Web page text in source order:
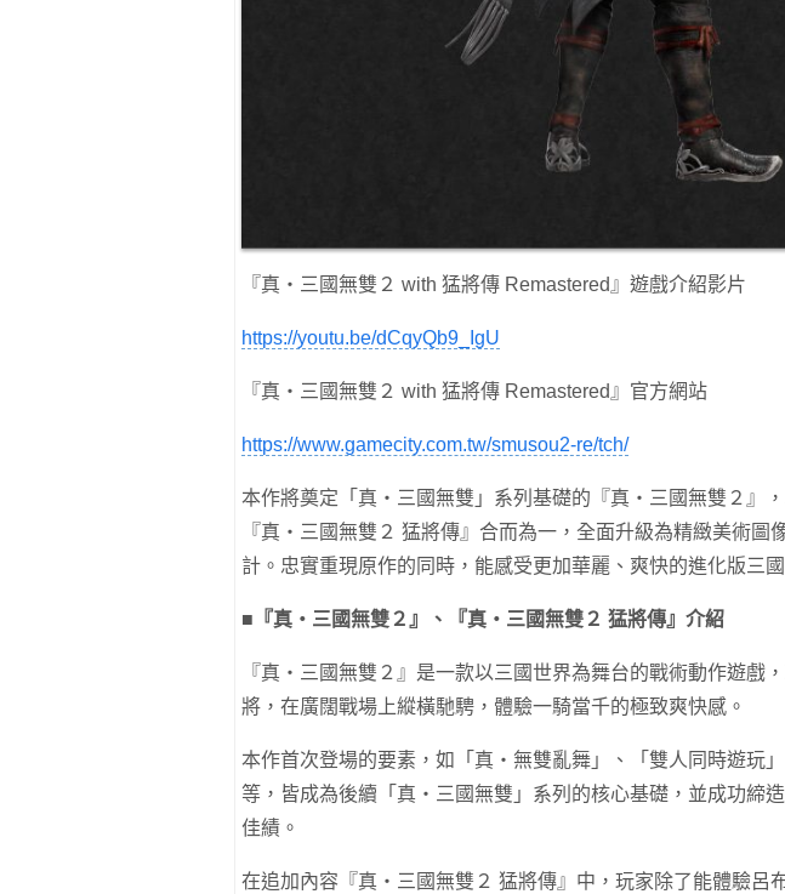
『真・三國無雙２ with 猛將傳 Remastered』遊戲介紹影片
https://youtu.be/dCqyQb9_IgU
『真・三國無雙２ with 猛將傳 Remastered』官方網站
https://www.gamecity.com.tw/smusou2-re/tch/
本作將奠定「真・三國無雙」系列基礎的『真・三國無雙２』
『真・三國無雙２ 猛將傳』合而為一，全面升級為精緻美術圖
計。忠實重現原作的同時，能感受更加華麗、爽快的進化版三國
■『真・三國無雙２』、『真・三國無雙２ 猛將傳』介紹
『真・三國無雙２』是一款以三國世界為舞台的戰術動作遊戲
將，在廣闊戰場上縱橫馳騁，體驗一騎當千的極致爽快感。
本作首次登場的要素，如「真・無雙亂舞」、「雙人同時遊玩
等，皆成為後續「真・三國無雙」系列的核心基礎，並成功締
佳績。
在追加內容『真・三國無雙２ 猛將傳』中，玩家除了能體驗呂